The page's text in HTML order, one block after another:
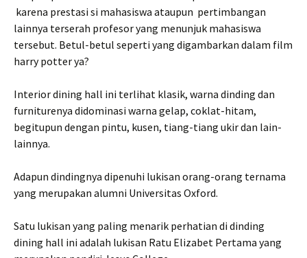
karena prestasi si mahasiswa ataupun pertimbangan
lainnya terserah profesor yang menunjuk mahasiswa
tersebut. Betul-betul seperti yang digambarkan dalam film
harry potter ya?
Interior dining hall ini terlihat klasik, warna dinding dan
furniturenya didominasi warna gelap, coklat-hitam,
begitupun dengan pintu, kusen, tiang-tiang ukir dan lain-
lainnya.
Adapun dindingnya dipenuhi lukisan orang-orang ternama
yang merupakan alumni Universitas Oxford.
Satu lukisan yang paling menarik perhatian di dinding
dining hall ini adalah lukisan Ratu Elizabet Pertama yang